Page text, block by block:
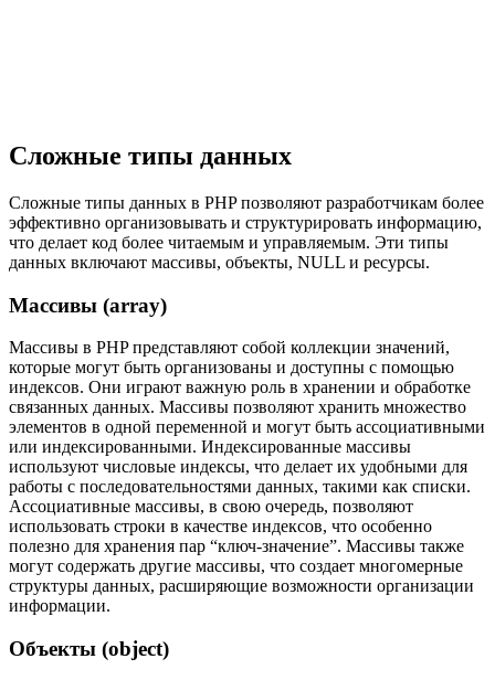
Сложные типы данных
Сложные типы данных в PHP позволяют разработчикам более
эффективно организовывать и структурировать информацию,
что делает код более читаемым и управляемым. Эти типы
данных включают массивы, объекты, NULL и ресурсы.
Массивы (array)
Массивы в PHP представляют собой коллекции значений,
которые могут быть организованы и доступны с помощью
индексов. Они играют важную роль в хранении и обработке
связанных данных. Массивы позволяют хранить множество
элементов в одной переменной и могут быть ассоциативными
или индексированными. Индексированные массивы
используют числовые индексы, что делает их удобными для
работы с последовательностями данных, такими как списки.
Ассоциативные массивы, в свою очередь, позволяют
использовать строки в качестве индексов, что особенно
полезно для хранения пар “ключ-значение”. Массивы также
могут содержать другие массивы, что создает многомерные
структуры данных, расширяющие возможности организации
информации.
Объекты (object)